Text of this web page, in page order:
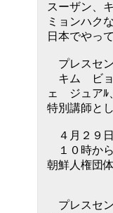
スーザン
ミョンハク
日本でやっ
プレスセン
キム ビョ
ェ ジュアﾙ
特別講師と
４月２９
１０時から
朝鮮人権団
プレスセン